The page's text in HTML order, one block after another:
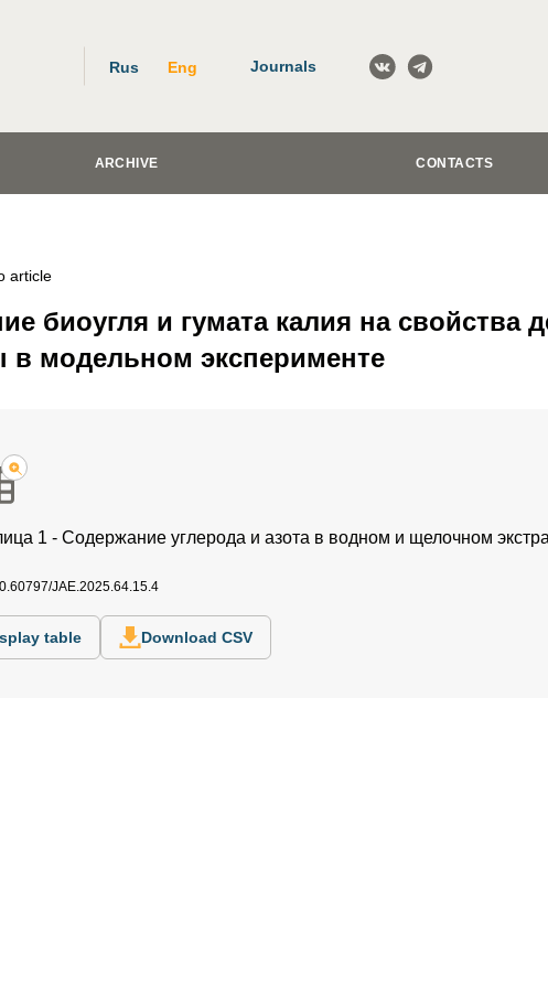
Rus Eng Journals
ARCHIVE CONTACTS
article
биоугля и гумата калия на свойства
в модельном эксперименте
1 - Содержание углерода и азота в водном и щелочном
JAE.2025.64.15.4
table Download CSV